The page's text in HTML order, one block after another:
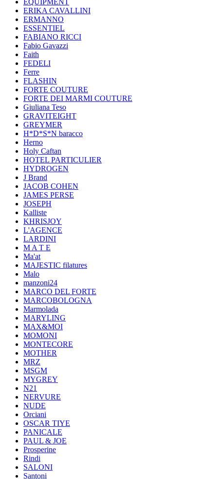
EQUIPMENT
ERIKA CAVALLINI
ERMANNO
ESSENTIEL
FABIANO RICCI
Fabio Gavazzi
Faith
FEDELI
Ferre
FLASHIN
FORTE COUTURE
FORTE DEI MARMI COUTURE
Giuliana Teso
GRAVITEIGHT
GREYMER
H*D*S*N baracco
Herno
Holy Caftan
HOTEL PARTICULIER
HYDROGEN
J Brand
JACOB COHEN
JAMES PERSE
JOSEPH
Kalliste
KHRISJOY
L'AGENCE
LARDINI
M A T E
Ma'at
MAJESTIC filatures
Malo
manzoni24
MARCO DEL FORTE
MARCOBOLOGNA
Marmolada
MARYLING
MAX&MOI
MOMONI
MONTECORE
MOTHER
MRZ
MSGM
MYGREY
N21
NERVURE
NUDE
Orciani
OSCAR TIYE
PANICALE
PAUL & JOE
Prosperine
Rindi
SALONI
Santoni